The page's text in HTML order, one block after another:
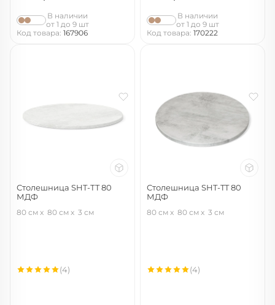
В наличии
от 1 до 9 шт
Код товара: 167906
В наличии
от 1 до 9 шт
Код товара: 170222
Столешница SHT-ТT 80
МДФ
80 см 80 см 3 см
(4)
Столешница SHT-TT 80
МДФ
80 см 80 см 3 см
(4)